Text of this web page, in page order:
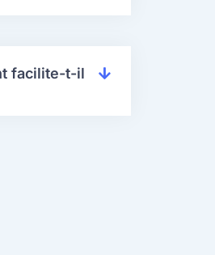
facilite-t-il